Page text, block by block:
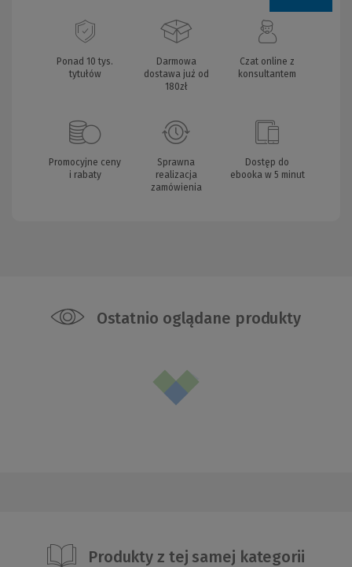
Ponad 10 tys.
tytułów
Darmowa
dostawa już od
180zł
Czat online z
konsultantem
Promocyjne ceny
i rabaty
Sprawna
realizacja
zamówienia
Dostęp do
ebooka w 5 minut
Ostatnio oglądane produkty
Produkty z tej samej kategorii